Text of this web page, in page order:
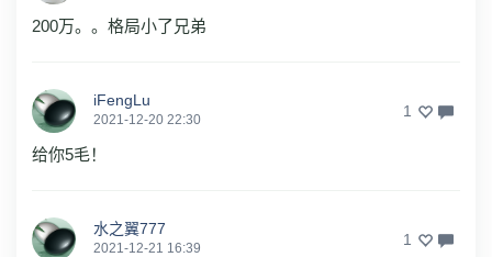
200万。。格局小了兄弟
iFengLu
2021-12-20 22:30 1
给你5毛！
水之翼777
2021-12-21 16:39 1